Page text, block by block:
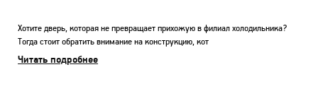
Хотите дверь, которая не превращает прихожую в филиал холодильника?
Тогда стоит обратить внимание на конструкцию, кот
Читать подробнее